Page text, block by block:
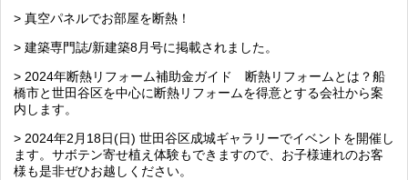
> 真空パネルでお部屋を断熱！
> 建築専門誌/新建築8月号に掲載されました。
> 2024年断熱リフォーム補助金ガイド 断熱リフォームとは？船
橋市と世田谷区を中心に断熱リフォームを得意とする会社から案
内します。
> 2024年2月18日(日) 世田谷区成城ギャラリーでイベントを開催し
ます。サボテン寄せ植え体験もできますので、お子様連れのお客
様も是非ぜひお越しください。